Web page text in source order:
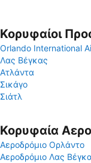
Κορυφαίοι
Orlando International
Λας Βέγκας
Ατλάντα
Σικάγο
Σιάτλ
Κορυφαία
Αεροδρόμιο Ορλάντο
Αεροδρόμιο Λας